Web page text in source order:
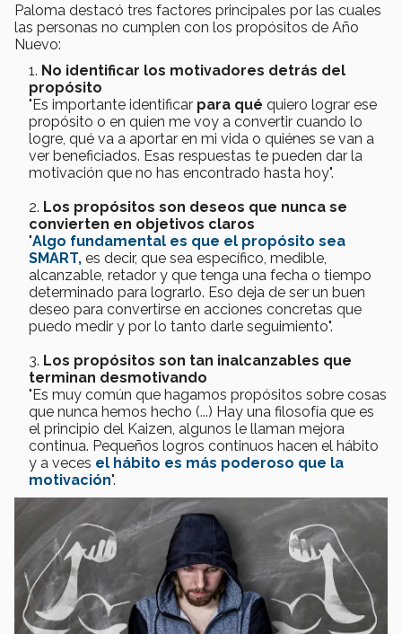
Paloma destacó tres factores principales por las cuales
las personas no cumplen con los propósitos de Año
Nuevo:
No identificar los motivadores detrás del
propósito
"Es importante identificar para qué quiero lograr ese
propósito o en quien me voy a convertir cuando lo
logre, qué va a aportar en mi vida o quiénes se van a
ver beneficiados. Esas respuestas te pueden dar la
motivación que no has encontrado hasta hoy".
Los propósitos son deseos que nunca se
convierten en objetivos claros
"Algo fundamental es que el propósito sea
SMART, es decir, que sea específico, medible,
alcanzable, retador y que tenga una fecha o tiempo
determinado para lograrlo. Eso deja de ser un buen
deseo para convertirse en acciones concretas que
puedo medir y por lo tanto darle seguimiento".
Los propósitos son tan inalcanzables que
terminan desmotivando
"Es muy común que hagamos propósitos sobre cosas
que nunca hemos hecho (...) Hay una filosofía que es
el principio del Kaizen, algunos le llaman mejora
continua. Pequeños logros continuos hacen el hábito
y a veces el hábito es más poderoso que la
motivación".